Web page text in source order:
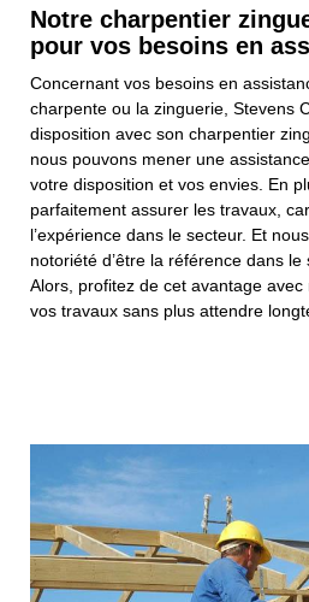
Notre charpentier
pour vos besoins en
Concernant vos besoins en
charpente ou la zinguerie, Stevens
disposition avec son charpentier
nous pouvons mener une
votre disposition et vos envies. En
parfaitement assurer les travaux,
l’expérience dans le secteur. Et
notoriété d’être la référence dans le
Alors, profitez de cet avantage
vos travaux sans plus attendre